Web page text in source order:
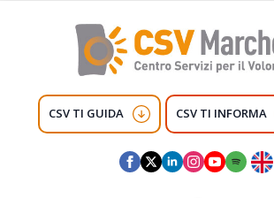
CSV TI GUIDA CSV TI INFORMA